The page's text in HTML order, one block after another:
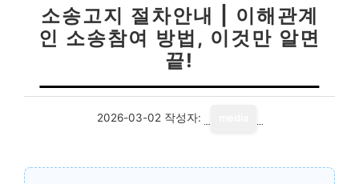
소송고지 절차안내 | 이해관계
인 소송참여 방법, 이것만 알면
끝!
2026-03-02 작성자: